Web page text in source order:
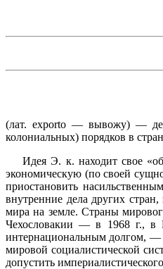
(лат. exporto— вывожу) —
колониальных) порядков в
Идея Э. к. находит свое
экономическую (по своей
приостановить
внутренние дела других
мира на земле. Страны
Чехословакии — в 1968 г., в
интернациональным долгом, —
мировой социалистической
допустить